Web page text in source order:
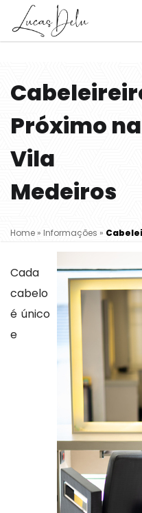
Próximo na
Vila
Medeiros
Home » Informações »
Cada
cabelo
é único
e